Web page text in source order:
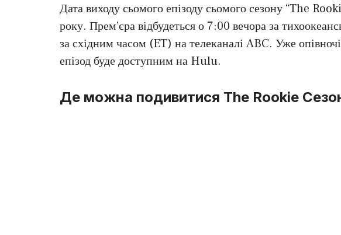
Дата виходу сьомого епізоду сьомого сезону “The
року. Прем’єра відбудеться о 7:00 вечора за
за східним часом (ET) на телеканалі ABC. Уже
епізод буде доступним на Hulu.
Де можна подивитися The Rookie